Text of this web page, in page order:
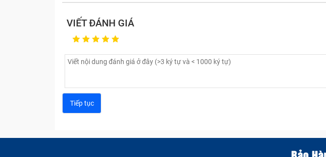
VIẾT ĐÁNH GIÁ